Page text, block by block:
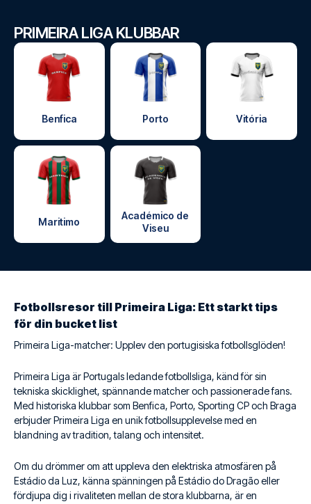
PRIMEIRA LIGA KLUBBAR
Benfica Porto Vitória
Maritimo
Académico de
Viseu
Fotbollsresor till Primeira Liga: Ett starkt tips
för din bucket list
Primeira Liga-matcher: Upplev den portugisiska fotbollsglöden!
Primeira Liga är Portugals ledande fotbollsliga, känd för sin
tekniska skicklighet, spännande matcher och passionerade fans.
Med historiska klubbar som Benfica, Porto, Sporting CP och Braga
erbjuder Primeira Liga en unik fotbollsupplevelse med en
blandning av tradition, talang och intensitet.
Om du drömmer om att uppleva den elektriska atmosfären på
Estádio da Luz, känna spänningen på Estádio do Dragão eller
fördjupa dig i rivaliteten mellan de stora klubbarna, är en